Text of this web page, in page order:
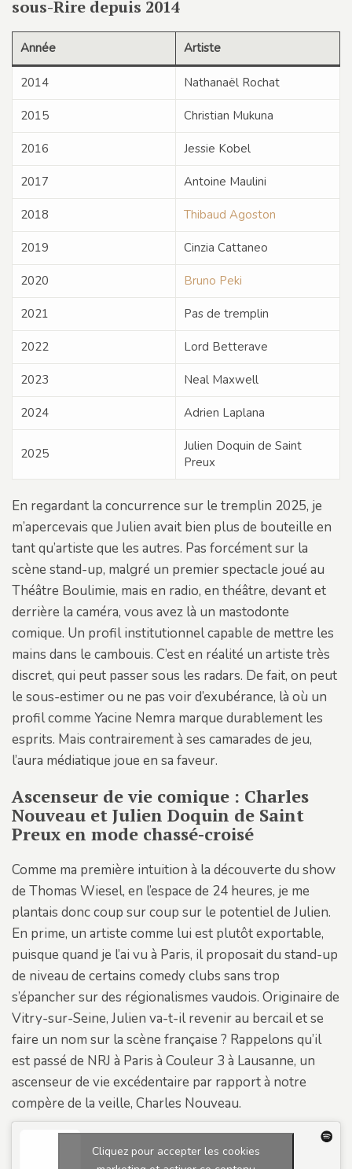
sous-Rire depuis 2014
Année Artiste
2014 Nathanaël Rochat
2015 Christian Mukuna
2016 Jessie Kobel
2017 Antoine Maulini
2018 Thibaud Agoston
2019 Cinzia Cattaneo
2020 Bruno Peki
2021 Pas de tremplin
2022 Lord Betterave
2023 Neal Maxwell
2024 Adrien Laplana
2025
Julien Doquin de Saint
Preux
En regardant la concurrence sur le tremplin 2025, je
m’apercevais que Julien avait bien plus de bouteille en
tant qu’artiste que les autres. Pas forcément sur la
scène stand-up, malgré un premier spectacle joué au
Théâtre Boulimie, mais en radio, en théâtre, devant et
derrière la caméra, vous avez là un mastodonte
comique. Un profil institutionnel capable de mettre les
mains dans le cambouis. C’est en réalité un artiste très
discret, qui peut passer sous les radars. De fait, on peut
le sous-estimer ou ne pas voir d’exubérance, là où un
profil comme Yacine Nemra marque durablement les
esprits. Mais contrairement à ses camarades de jeu,
l’aura médiatique joue en sa faveur.
Ascenseur de vie comique : Charles
Nouveau et Julien Doquin de Saint
Preux en mode chassé-croisé
Comme ma première intuition à la découverte du show
de Thomas Wiesel, en l’espace de 24 heures, je me
plantais donc coup sur coup sur le potentiel de Julien.
En prime, un artiste comme lui est plutôt exportable,
puisque quand je l’ai vu à Paris, il proposait du stand-up
de niveau de certains comedy clubs sans trop
s’épancher sur des régionalismes vaudois. Originaire de
Vitry-sur-Seine, Julien va-t-il revenir au bercail et se
faire un nom sur la scène française ? Rappelons qu’il
est passé de NRJ à Paris à Couleur 3 à Lausanne, un
ascenseur de vie excédentaire par rapport à notre
compère de la veille, Charles Nouveau.
Cliquez pour accepter les cookies